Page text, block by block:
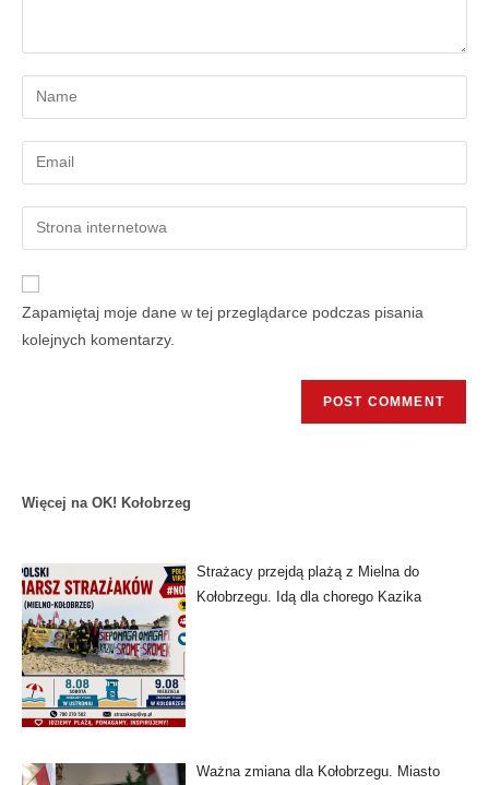
Zapamiętaj moje dane w tej przeglądarce podczas pisania
kolejnych komentarzy.
Więcej na OK! Kołobrzeg
Strażacy przejdą plażą z Mielna do
Kołobrzegu. Idą dla chorego Kazika
Ważna zmiana dla Kołobrzegu. Miasto